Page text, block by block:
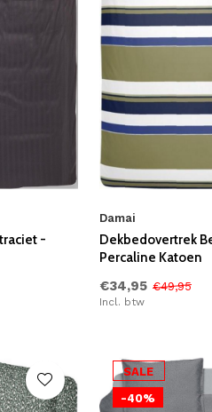
-
Damai
Dekbedovertrek
Percaline Katoen
€34,95 €49,95
Incl. btw
SALE
-40%